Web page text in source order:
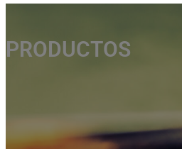
Inicio
Productos
Alquileres y
PRODUCTOS